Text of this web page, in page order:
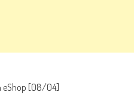
eShop [08/04]